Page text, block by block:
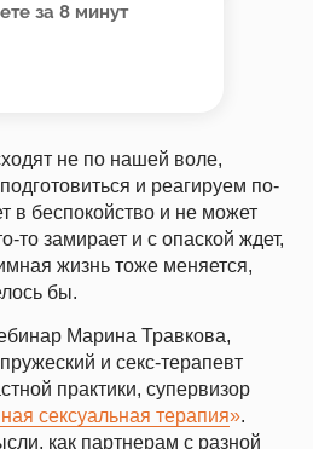
за 8 минут
не по нашей воле,
и реагируем по-
в беспокойство и не может
то замирает и с опаской ждет,
жизнь тоже меняется,
бы.
Марина Травкова,
и секс-терапевт
практики, супервизор
сексуальная терапия».
как партнерам с разной